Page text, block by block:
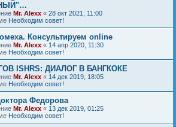
Mr. Alexx « 28 окт 2021, 11:00
Необходим совет!
Консультируем online
Mr. Alexx « 14 апр 2020, 11:30
Необходим совет!
ISHRS: ДИАЛОГ В БАНГКОКЕ
Mr. Alexx « 14 дек 2019, 18:05
Необходим совет!
Федорова
Mr. Alexx « 13 дек 2019, 01:25
Необходим совет!